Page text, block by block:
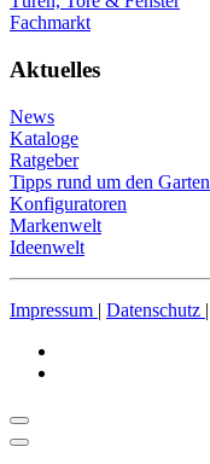
Fachmarkt
Aktuelles
News
Kataloge
Ratgeber
Tipps rund um den Garten
Konfiguratoren
Markenwelt
Ideenwelt
Impressum | Datenschutz |